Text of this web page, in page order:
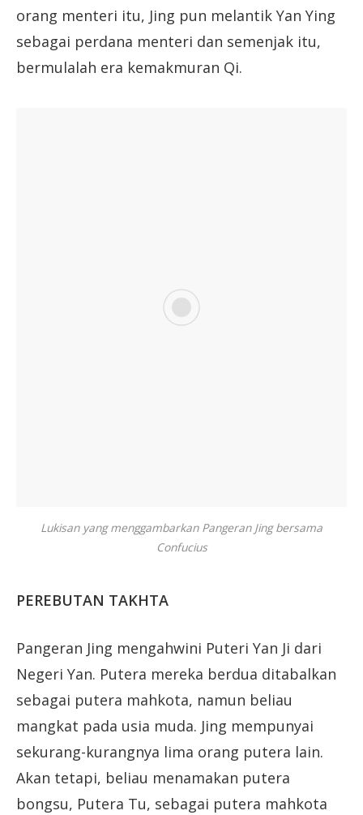
orang menteri itu, Jing pun melantik Yan Ying
sebagai perdana menteri dan semenjak itu,
bermulalah era kemakmuran Qi.
Lukisan yang menggambarkan Pangeran Jing bersama
Confucius
PEREBUTAN TAKHTA
Pangeran Jing mengahwini Puteri Yan Ji dari
Negeri Yan. Putera mereka berdua ditabalkan
sebagai putera mahkota, namun beliau
mangkat pada usia muda. Jing mempunyai
sekurang-kurangnya lima orang putera lain.
Akan tetapi, beliau menamakan putera
bongsu, Putera Tu, sebagai putera mahkota